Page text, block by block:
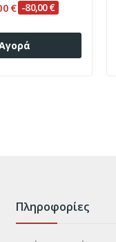
€ -80,00 €
Πληροφορίες